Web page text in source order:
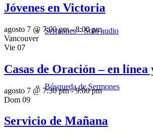
Sermones – Solo audio
Búsqueda de Sermones
Jóvenes en Victoria
agosto 7 @ 7:00 pm-8:00 pm
Vancouver
Vie 07
Casas de Oración – en línea
agosto 7 @ 7:30 pm-9:00 pm
Dom 09
Servicio de Mañana